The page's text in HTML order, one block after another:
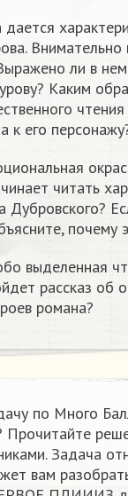
Внимательно
ли в
Каким
к его
читать
Дубровского?
почему
выделенная
рассказ об
романа?
по Много
Задача
вам